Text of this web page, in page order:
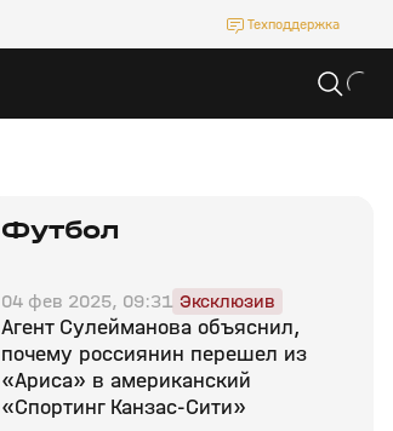
Техподдержка
Футбол
04 фев 2025, 09:31 Эксклюзив
Агент Сулейманова объяснил,
почему россиянин перешел из
«Ариса» в американский
«Спортинг Канзас‑Сити»